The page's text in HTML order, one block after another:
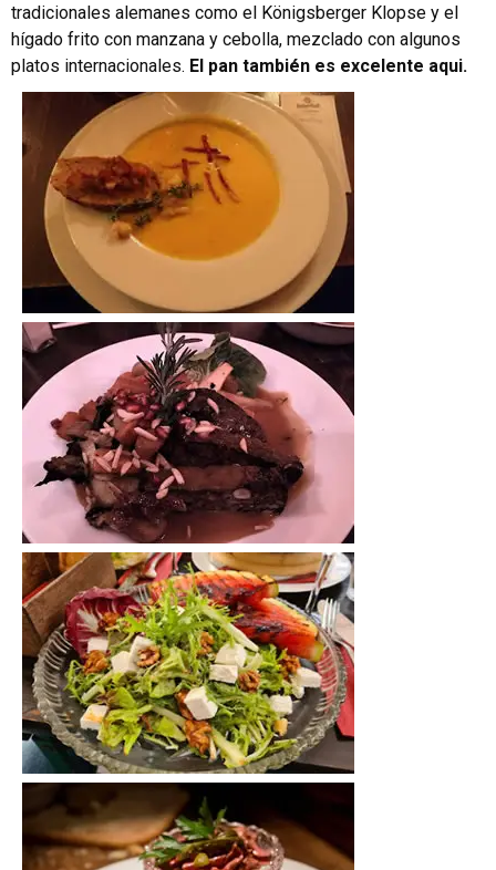
tradicionales alemanes como el Königsberger Klopse y el
hígado frito con manzana y cebolla, mezclado con algunos
platos internacionales. El pan también es excelente aqui.